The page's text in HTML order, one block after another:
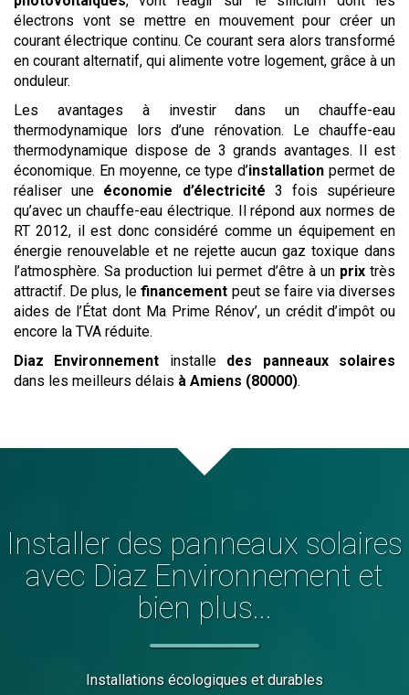
électrons vont se mettre en mouvement pour créer un
courant électrique continu. Ce courant sera alors transformé
en courant alternatif, qui alimente votre logement, grâce à un
onduleur.
Les avantages à investir dans un chauffe-eau
thermodynamique lors d’une rénovation. Le chauffe-eau
thermodynamique dispose de 3 grands avantages. Il est
économique. En moyenne, ce type d’installation permet de
réaliser une économie d’électricité 3 fois supérieure
qu’avec un chauffe-eau électrique. Il répond aux normes de
RT 2012, il est donc considéré comme un équipement en
énergie renouvelable et ne rejette aucun gaz toxique dans
l’atmosphère. Sa production lui permet d’être à un prixtrès
attractif. De plus, lefinancement peut se faire via diverses
aides de l’État dont Ma Prime Rénov’, un crédit d’impôt ou
encore la TVA réduite.
Diaz Environnement installe des panneaux solaires
dans les meilleurs délais à Amiens (80000).
Installer des panneaux solaires
avec Diaz Environnement et
bien plus...
Installations écologiques et durables